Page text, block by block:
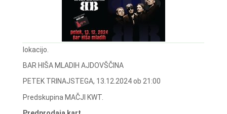
lokacijo.
BAR HIŠA MLADIH AJDOVŠČINA
PETEK TRINAJSTEGA, 13.12.2024 ob 21:00
Predskupina MAČJI KWT.